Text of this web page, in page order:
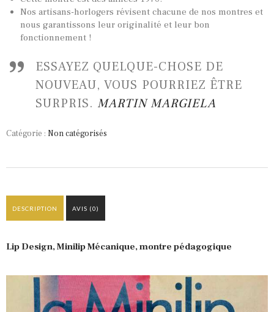
PANIER
Nos artisans-horlogers révisent chacune de nos montres et
nous garantissons leur originalité et leur bon
fonctionnement !
ESSAYEZ QUELQUE-CHOSE DE
NOUVEAU, VOUS POURRIEZ ÊTRE
SURPRIS. MARTIN MARGIELA
Catégorie : Non catégorisés
DESCRIPTION AVIS (0)
Lip Design, Minilip Mécanique, montre pédagogique